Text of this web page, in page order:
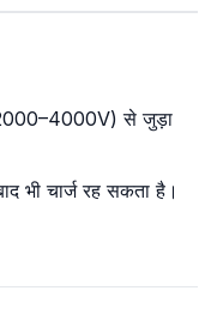
(2000–4000V) से जुड़ा
भी चार्ज रह सकता है।